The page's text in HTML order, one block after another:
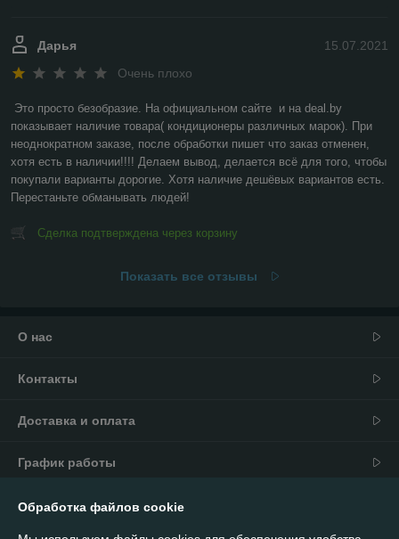
15.07.2021
Дарья
Очень плохо
Это просто безобразие. На официальном сайте  и на deal.by
показывает наличие товара( кондиционеры различных марок). При
неоднократном заказе, после обработки пишет что заказ отменен,
хотя есть в наличии!!!! Делаем вывод, делается всё для того, чтобы
покупали варианты дорогие. Хотя наличие дешёвых вариантов есть.
Перестаньте обманывать людей!
Сделка подтверждена через корзину
Показать все отзывы
О нас
Контакты
Доставка и оплата
График работы
Полная версия сайта
Обработка файлов cookie